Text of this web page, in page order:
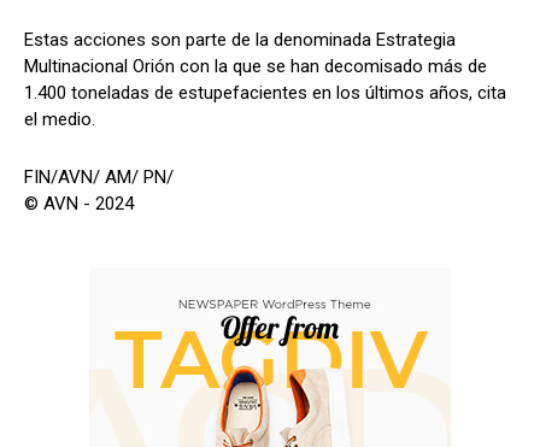
Estas acciones son parte de la denominada Estrategia
Multinacional Orión con la que se han decomisado más de
1.400 toneladas de estupefacientes en los últimos años, cita
el medio.
FIN/AVN/ AM/ PN/
© AVN - 2024